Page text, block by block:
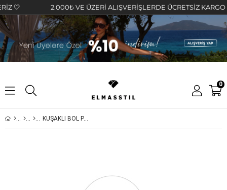
2.000₺ VE ÜZERİ ALIŞVERİŞLERDE ÜCRETSİZ KARGO
0
KUŞAKLI BOL PAÇA PANTOLON